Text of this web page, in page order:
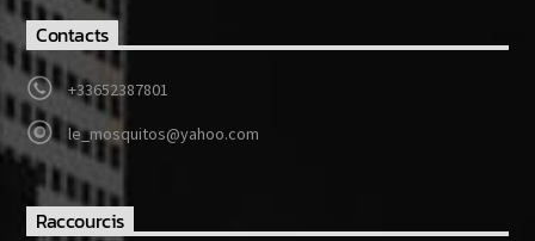
Contacts
+33652387801
le_mosquitos@yahoo.com
Raccourcis